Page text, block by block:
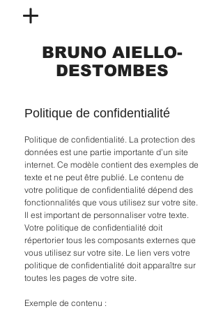
BRUNO AIELLO-
DESTOMBES
Politique de confidentialité
Politique de confidentialité. La protection des
données est une partie importante d’un site
internet. Ce modèle contient des exemples de
texte et ne peut être publié. Le contenu de
votre politique de confidentialité dépend des
fonctionnalités que vous utilisez sur votre site.
Il est important de personnaliser votre texte.
Votre politique de confidentialité doit
répertorier tous les composants externes que
vous utilisez sur votre site. Le lien vers votre
politique de confidentialité doit apparaître sur
toutes les pages de votre site.
Exemple de contenu :